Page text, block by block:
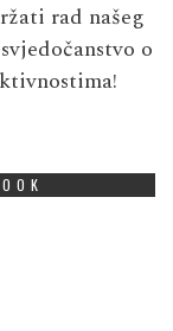
rad našeg
o